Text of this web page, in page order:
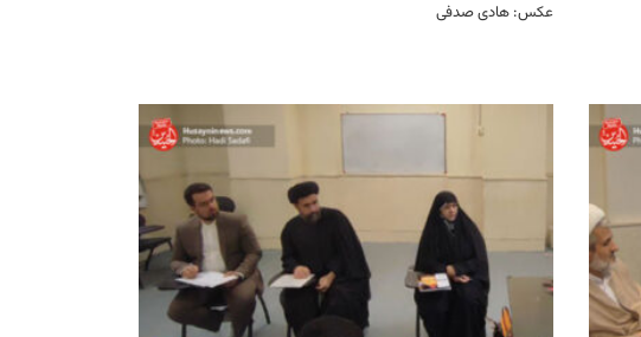
عکس: هادی صدفی